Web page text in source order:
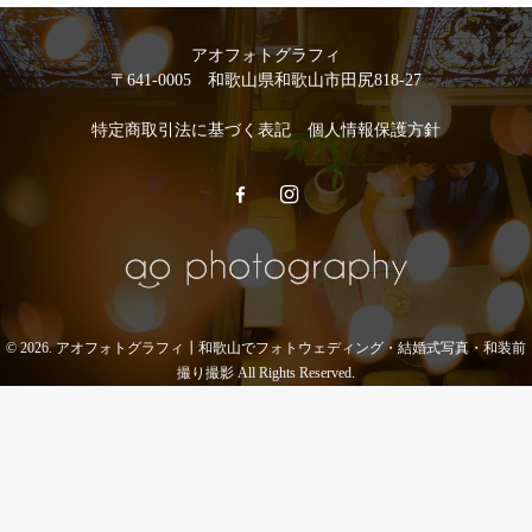
アオフォトグラフィ
〒641-0005 和歌山県和歌山市田尻818-27
特定商取引法に基づく表記 個人情報保護方針
© 2026. アオフォトグラフィ┃和歌山でフォトウェディング・結婚式写真・和装前
撮り撮影 All Rights Reserved.